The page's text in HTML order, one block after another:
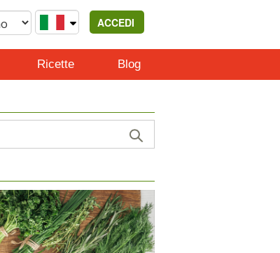
ACCEDI
Ricette Blog